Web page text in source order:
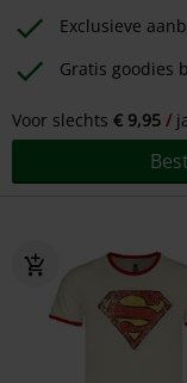
Exclusieve
Gratis goodies
Voor slechts € 9,95